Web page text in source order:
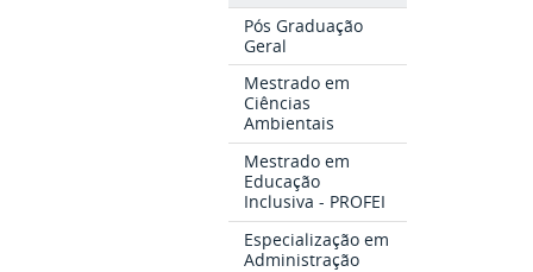
Pós Graduação
Geral
Mestrado em
Ciências
Ambientais
Mestrado em
Educação
Inclusiva - PROFEI
Especialização em
Administração